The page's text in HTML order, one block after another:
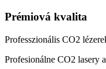
Prémiová kvalita
Professzionális CO2
Profesionálne CO2 lasery